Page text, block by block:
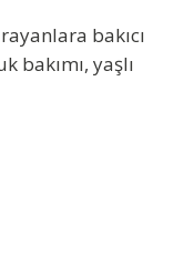
bakıcı
bakımı, yaşlı